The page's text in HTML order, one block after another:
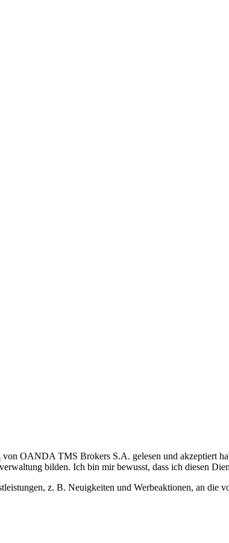
von OANDA TMS Brokers S.A. gelesen und akzeptiert
bilden. Ich bin mir bewusst, dass ich diesen
z. B. Neuigkeiten und Werbeaktionen, an die